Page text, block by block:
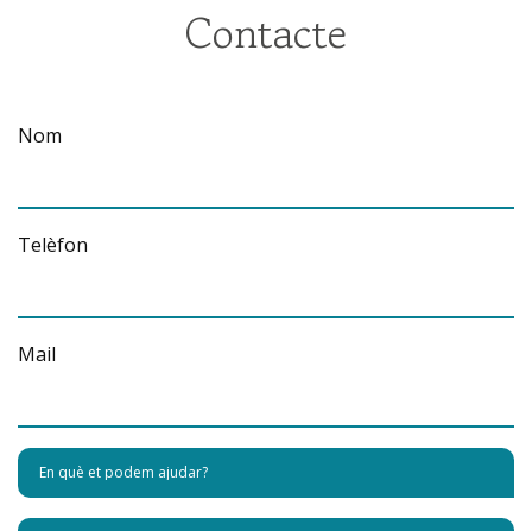
Contacte
Nom
Telèfon
Mail